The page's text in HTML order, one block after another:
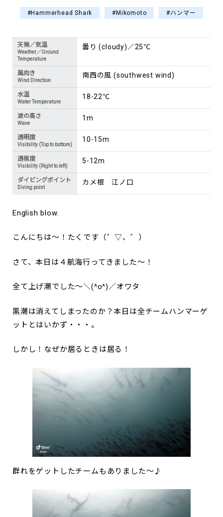
#Hammerhead Shark #Mikomoto #ハンマー
天候／気温
Weather／Ground
Temperature
曇り (cloudy)／25℃
風向き
Wind Direction
南西の風 (southwest wind)
水温
Water Temperature
18-22℃
波の高さ
Wave
1m
透明度
Visibility (Top to bottom)
10-15m
透視度
Visibility (Right to left)
5-12m
ダイビングポイント
Diving point
カメ根 江ノ口
English blow.
こんにちは～！たくです（゜▽、゜）
さて、本日は４航海行ってきました～！
全て上げ潮でした～＼(^o^)／オワタ
黒潮は消えてしまったのか？本日は全チームハンマーゲ
ットとはいかず・・・。
しかし！なぜか居るときは居る！
群れをゲットしたチームもありました～♪